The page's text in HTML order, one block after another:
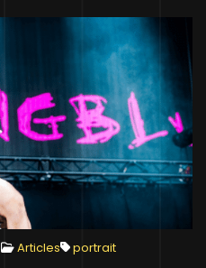
Articles portrait